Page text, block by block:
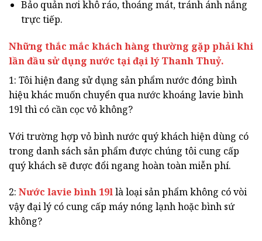
Bảo quản nơi khô ráo, thoáng mát, tránh ánh nắng
trực tiếp.
Những thắc mắc khách hàng thường gặp phải khi
lần đầu sử dụng nước tại đại lý Thanh Thuỷ.
1: Tôi hiện đang sử dụng sản phẩm nước đóng bình
hiệu khác muốn chuyển qua nước khoáng lavie bình
19l thì có cần cọc vỏ không?
Với trường hợp vỏ bình nước quý khách hiện dùng có
trong danh sách sản phẩm được chúng tôi cung cấp
quý khách sẽ được đổi ngang hoàn toàn miễn phí.
2: Nước lavie bình 19llà loại sản phẩm không có vòi
vậy đại lý có cung cấp máy nóng lạnh hoặc bình sứ
không?